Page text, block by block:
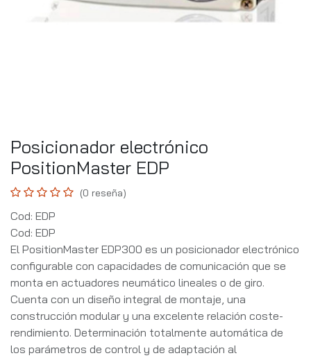
Posicionador electrónico
PositionMaster EDP
(0 reseña)
Cod: EDP
Cod: EDP
El PositionMaster EDP300 es un posicionador electrónico
configurable con capacidades de comunicación que se
monta en actuadores neumático lineales o de giro.
Cuenta con un diseño integral de montaje, una
construcción modular y una excelente relación coste-
rendimiento. Determinación totalmente automática de
los parámetros de control y de adaptación al